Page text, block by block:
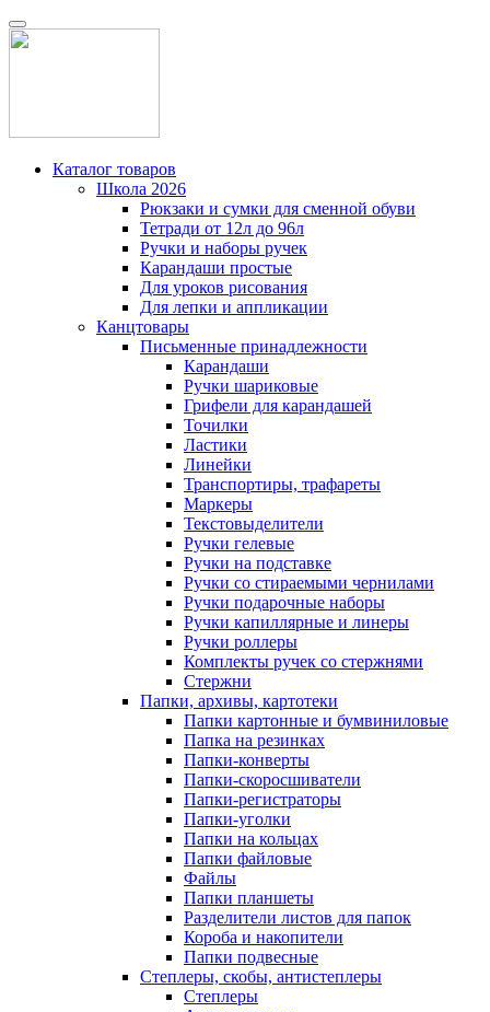
Каталог товаров
Школа 2026
Рюкзаки и сумки для сменной обуви
Тетради от 12л до 96л
Ручки и наборы ручек
Карандаши простые
Для уроков рисования
Для лепки и аппликации
Канцтовары
Письменные принадлежности
Карандаши
Ручки шариковые
Грифели для карандашей
Точилки
Ластики
Линейки
Транспортиры, трафареты
Маркеры
Текстовыделители
Ручки гелевые
Ручки на подставке
Ручки со стираемыми чернилами
Ручки подарочные наборы
Ручки капиллярные и линеры
Ручки роллеры
Комплекты ручек со стержнями
Стержни
Папки, архивы, картотеки
Папки картонные и бумвиниловые
Папка на резинках
Папки-конверты
Папки-скоросшиватели
Папки-регистраторы
Папки-уголки
Папки на кольцах
Папки файловые
Файлы
Папки планшеты
Разделители листов для папок
Короба и накопители
Папки подвесные
Степлеры, скобы, антистеплеры
Степлеры